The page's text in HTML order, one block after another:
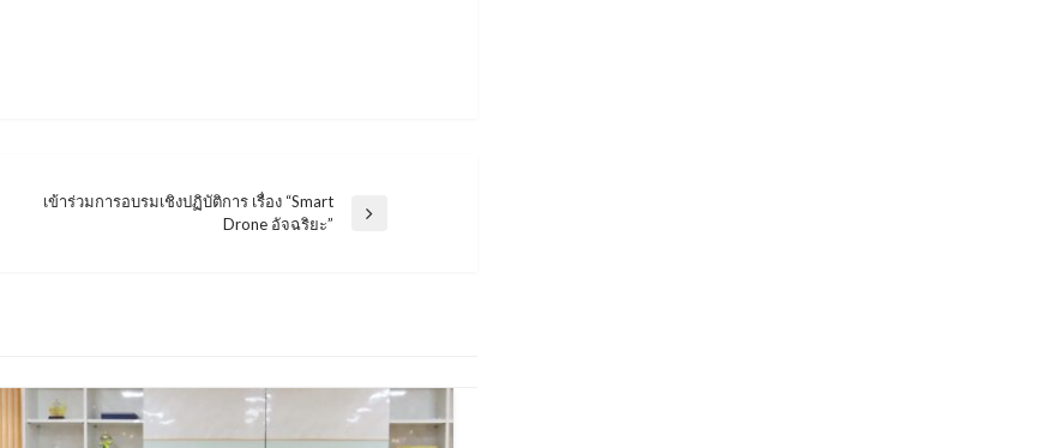
เข้าร่วมการอบรมเชิงปฏิบัติการ เรื่อง “Smart
Drone อัจฉริยะ”